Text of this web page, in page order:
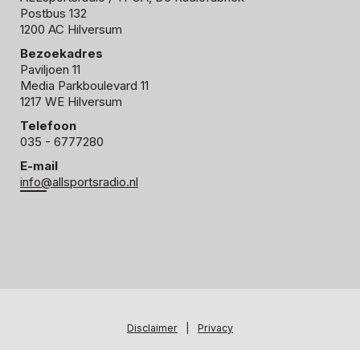
Postbus 132
1200 AC Hilversum
Bezoekadres
Paviljoen 11
Media Parkboulevard 11
1217 WE Hilversum
Telefoon
035 - 6777280
E-mail
info@allsportsradio.nl
Disclaimer Privacy